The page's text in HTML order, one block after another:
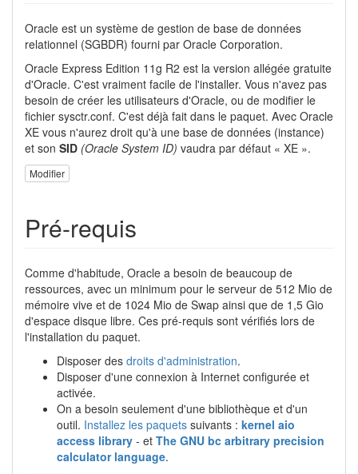
Oracle est un système de gestion de base de données
relationnel (SGBDR) fourni par Oracle Corporation.
Oracle Express Edition 11g R2 est la version allégée gratuite
d'Oracle. C'est vraiment facile de l'installer. Vous n'avez pas
besoin de créer les utilisateurs d'Oracle, ou de modifier le
fichier sysctr.conf. C'est déjà fait dans le paquet. Avec Oracle
XE vous n'aurez droit qu'à une base de données (instance)
et son SID (Oracle System ID) vaudra par défaut « XE ».
Modifier
Pré-requis
Comme d'habitude, Oracle a besoin de beaucoup de
ressources, avec un minimum pour le serveur de 512 Mio de
mémoire vive et de 1024 Mio de Swap ainsi que de 1,5 Gio
d'espace disque libre. Ces pré-requis sont vérifiés lors de
l'installation du paquet.
Disposer des droits d'administration.
Disposer d'une connexion à Internet configurée et
activée.
On a besoin seulement d'une bibliothèque et d'un
outil. Installez les paquets suivants : kernel aio
access library - et The GNU bc arbitrary precision
calculator language.